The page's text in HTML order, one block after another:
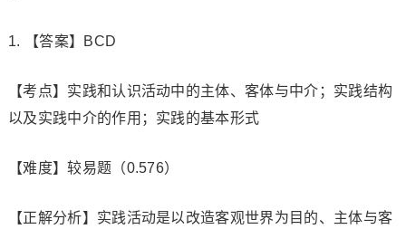
1. 【答案】BCD
【考点】实践和认识活动中的主体、客体与中介；实践结构
以及实践中介的作用；实践的基本形式
【难度】较易题（0.576）
【正解分析】实践活动是以改造客观世界为目的、主体与客